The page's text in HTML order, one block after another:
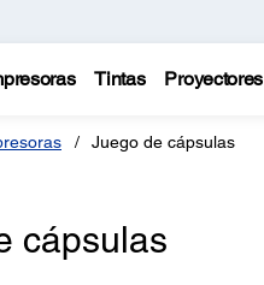
Tintas Proyectores
Juego de cápsulas
cápsulas